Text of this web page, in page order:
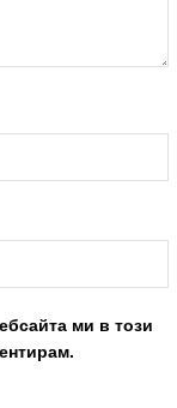
ми в този